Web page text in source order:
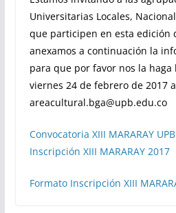
Universitarias Locales,
que participen en esta edición
anexamos a continuación la
para que por favor nos la
viernes 24 de febrero de 2017
areacultural.bga@upb.edu.co
Convocatoria XIII MARARAY
Inscripción XIII MARARAY 2017
Formato Inscripción XIII